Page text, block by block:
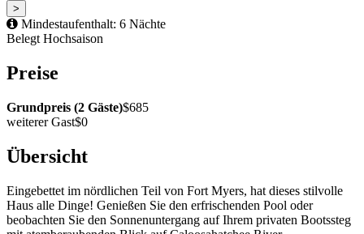
>
Mindestaufenthalt: 6 Nächte
Belegt Hochsaison
Preise
Grundpreis (2 Gäste)$685
weiterer Gast$0
Übersicht
Eingebettet im nördlichen Teil von Fort Myers, hat dieses stilvolle
Haus alle Dinge! Genießen Sie den erfrischenden Pool oder
beobachten Sie den Sonnenuntergang auf Ihrem privaten Bootssteg